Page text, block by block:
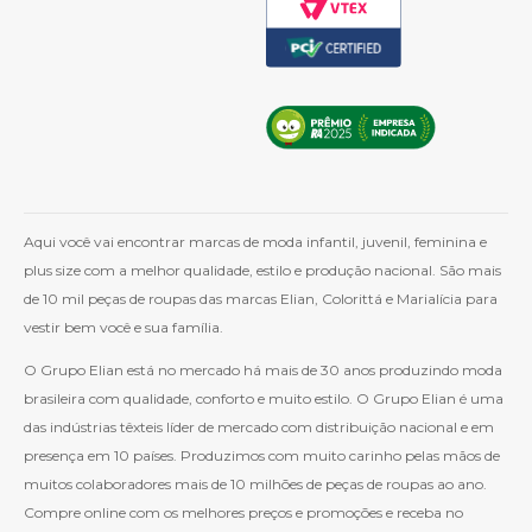
Aqui você vai encontrar marcas de moda infantil, juvenil, feminina e
plus size com a melhor qualidade, estilo e produção nacional. São mais
de 10 mil peças de roupas das marcas Elian, Colorittá e Marialícia para
vestir bem você e sua família.
O Grupo Elian está no mercado há mais de 30 anos produzindo moda
brasileira com qualidade, conforto e muito estilo. O Grupo Elian é uma
das indústrias têxteis líder de mercado com distribuição nacional e em
presença em 10 países. Produzimos com muito carinho pelas mãos de
muitos colaboradores mais de 10 milhões de peças de roupas ao ano.
Compre online com os melhores preços e promoções e receba no